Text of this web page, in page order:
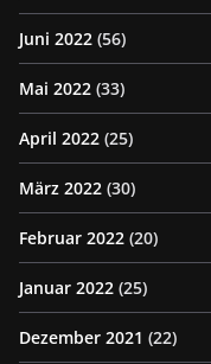
Juni 2022 (56)
Mai 2022 (33)
April 2022 (25)
März 2022 (30)
Februar 2022 (20)
Januar 2022 (25)
Dezember 2021 (22)